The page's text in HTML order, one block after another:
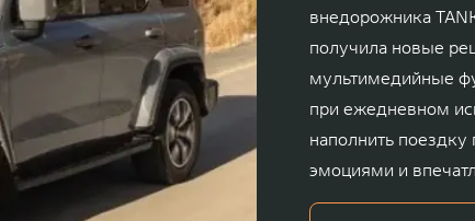
внедорожника
получила новые
мультимедийные
при ежедневном
наполнить
эмоциями и
характеристики